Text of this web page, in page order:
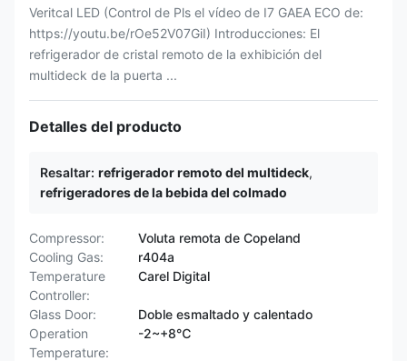
Veritcal LED (Control de Pls el vídeo de I7 GAEA ECO de:
https://youtu.be/rOe52V07GiI) Introducciones: El
refrigerador de cristal remoto de la exhibición del
multideck de la puerta ...
Detalles del producto
Resaltar: refrigerador remoto del multideck,
refrigeradores de la bebida del colmado
Compressor:
Voluta remota de Copeland
Cooling Gas:
r404a
Temperature
Controller:
Carel Digital
Glass Door:
Doble esmaltado y calentado
Operation
Temperature:
-2~+8℃